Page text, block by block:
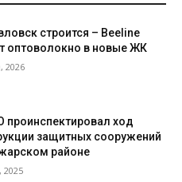
строится – Beeline
оптоволокно в новые ЖК
2026
проинспектировал ход
защитных сооружений
районе
2025